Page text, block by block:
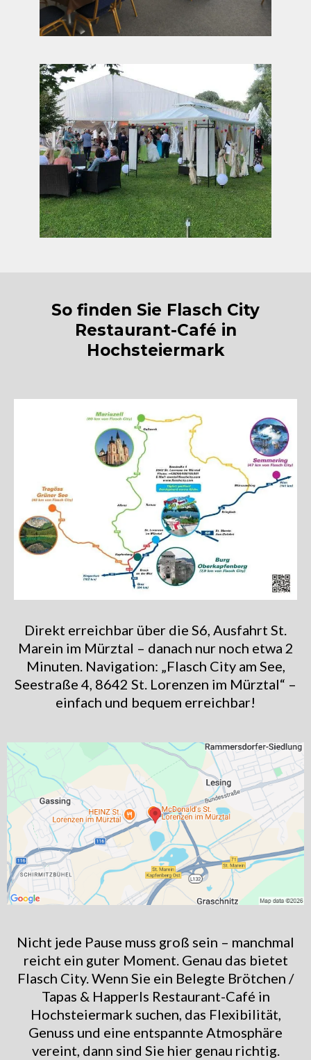
So finden Sie Flasch City
Restaurant-Café in
Hochsteiermark
Direkt erreichbar über die S6, Ausfahrt St.
Marein im Mürztal – danach nur noch etwa 2
Minuten. Navigation: „Flasch City am See,
Seestraße 4, 8642 St. Lorenzen im Mürztal“ –
einfach und bequem erreichbar!
Nicht jede Pause muss groß sein – manchmal
reicht ein guter Moment. Genau das bietet
Flasch City. Wenn Sie ein Belegte Brötchen /
Tapas & Happerls Restaurant-Café in
Hochsteiermark suchen, das Flexibilität,
Genuss und eine entspannte Atmosphäre
vereint, dann sind Sie hier genau richtig.